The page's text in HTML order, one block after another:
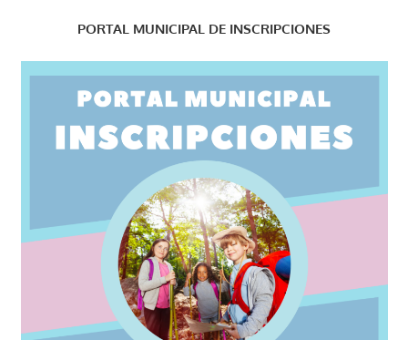
PORTAL MUNICIPAL DE INSCRIPCIONES